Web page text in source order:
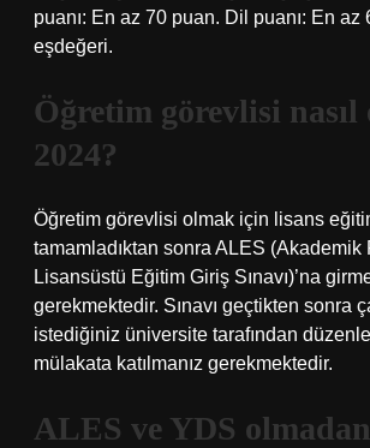
puanı: En az 70 puan. Dil puanı: En az
eşdeğeri.
Öğretim görevlisi
2024?
Öğretim görevlisi olmak için lisans
tamamladıktan sonra ALES (Akademik
Lisansüstü Eğitim Giriş Sınavı)’na
gerekmektedir. Sınavı geçtikten sonra
istediğiniz üniversite tarafından
mülakata katılmanız gerekmektedir.
ALES ve YDS olmadan